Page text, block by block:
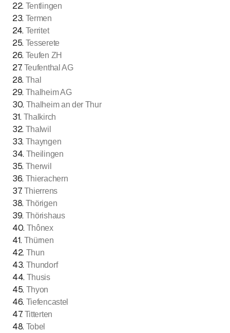
22. Tentlingen
23. Termen
24. Territet
25. Tesserete
26. Teufen ZH
27. Teufenthal AG
28. Thal
29. Thalheim AG
30. Thalheim an der Thur
31. Thalkirch
32. Thalwil
33. Thayngen
34. Theilingen
35. Therwil
36. Thierachern
37. Thierrens
38. Thörigen
39. Thörishaus
40. Thônex
41. Thürnen
42. Thun
43. Thundorf
44. Thusis
45. Thyon
46. Tiefencastel
47. Titterten
48. Tobel